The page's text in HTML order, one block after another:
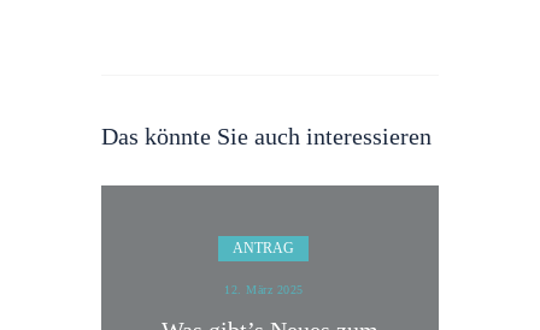
Das könnte Sie auch interessieren
ANTRAG
12. März 2025